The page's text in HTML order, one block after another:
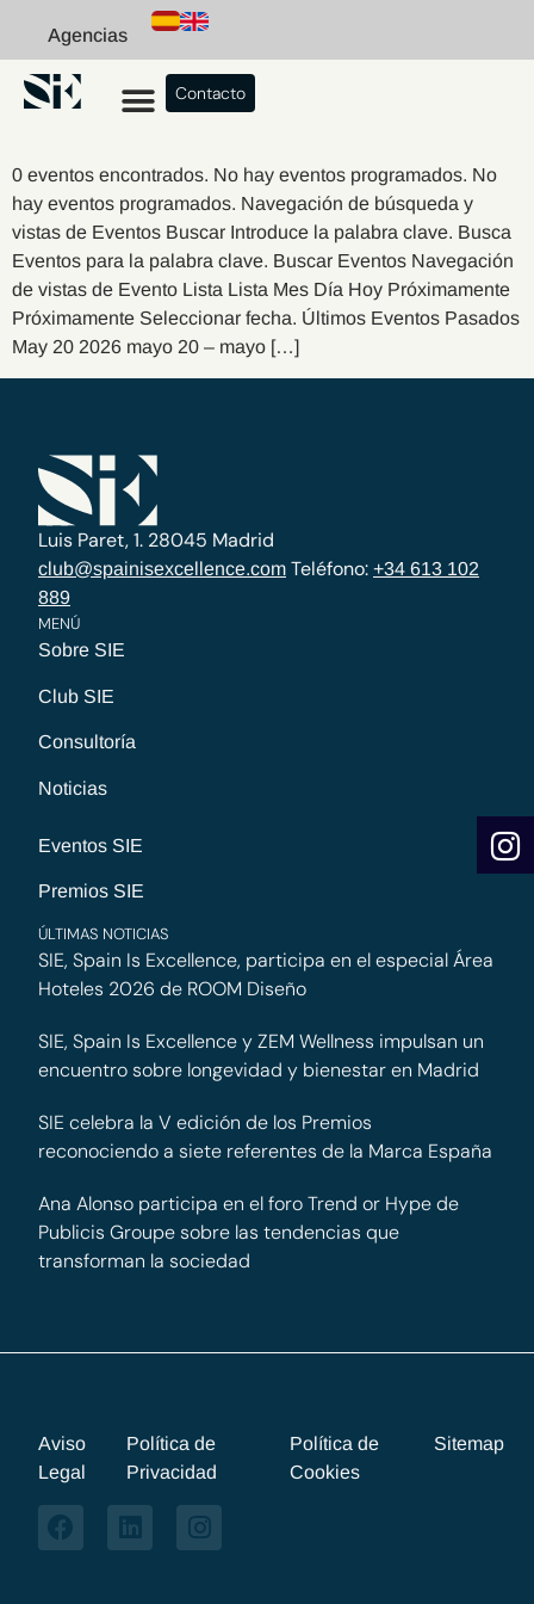
Agencias
Contacto
0 eventos encontrados. No hay eventos programados. No
hay eventos programados. Navegación de búsqueda y
vistas de Eventos Buscar Introduce la palabra clave. Busca
Eventos para la palabra clave. Buscar Eventos Navegación
de vistas de Evento Lista Lista Mes Día Hoy Próximamente
Próximamente Seleccionar fecha. Últimos Eventos Pasados
May 20 2026 mayo 20 – mayo […]
Luis Paret, 1. 28045 Madrid
club@spainisexcellence.com Teléfono: +34 613 102
889
MENÚ
Sobre SIE
Club SIE
Consultoría
Noticias
Eventos SIE
Premios SIE
ÚLTIMAS NOTICIAS
SIE, Spain Is Excellence, participa en el especial Área
Hoteles 2026 de ROOM Diseño
SIE, Spain Is Excellence y ZEM Wellness impulsan un
encuentro sobre longevidad y bienestar en Madrid
SIE celebra la V edición de los Premios
reconociendo a siete referentes de la Marca España
Ana Alonso participa en el foro Trend or Hype de
Publicis Groupe sobre las tendencias que
transforman la sociedad
Aviso
Legal
Política de
Privacidad
Política de
Cookies
Sitemap